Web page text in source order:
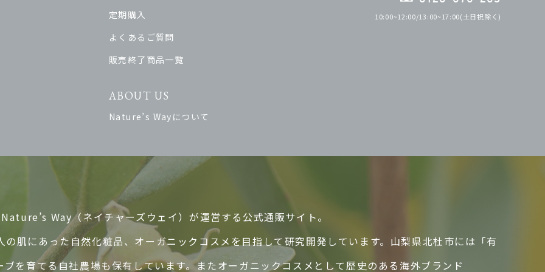
定期購入
よくあるご質問
販売終了商品一覧
ABOUT US
Nature’s Wayについて
10:00~12:00/13:00~17:00(土日祝除く)
Way（ネイチャーズウェイ）が運営する公式通販サイト。
肌にあった自然化粧品、オーガニックコスメを目指して研究開発しています。山梨県北杜市には「有
を育てる自社農場も保有しています。またオーガニックコスメとして歴史のある海外ブランド